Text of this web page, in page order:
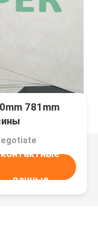
781mm
контактные
данные